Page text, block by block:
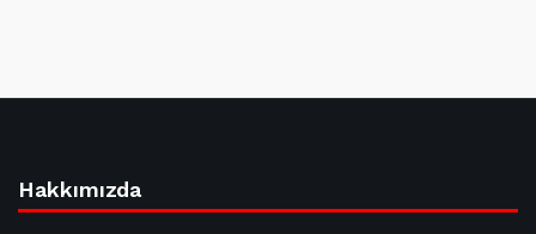
Hakkımızda